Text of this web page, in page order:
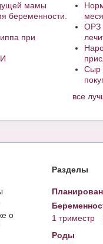
мамы
беременности.
при
ОРЗ
Сыр
все
о
Разделы
1 триместр
Роды